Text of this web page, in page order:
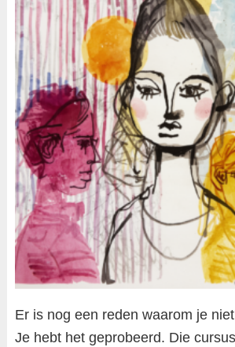
Er is nog een reden waarom je
Je hebt het geprobeerd. Die